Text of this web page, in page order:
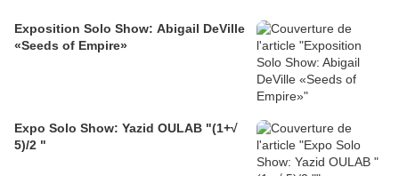
Exposition Solo Show: Abigail DeVille
«Seeds of Empire»
Expo Solo Show: Yazid OULAB "(1+√
5)/2 "